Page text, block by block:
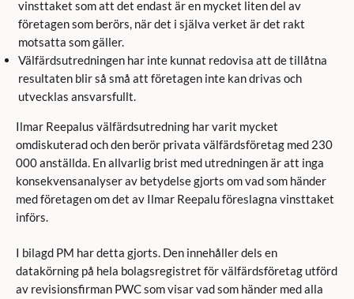
vinsttaket som att det endast är en mycket liten del av
företagen som berörs, när det i själva verket är det rakt
motsatta som gäller.
Välfärdsutredningen har inte kunnat redovisa att de tillåtna
resultaten blir så små att företagen inte kan drivas och
utvecklas ansvarsfullt.
Ilmar Reepalus välfärdsutredning har varit mycket
omdiskuterad och den berör privata välfärdsföretag med 230
000 anställda. En allvarlig brist med utredningen är att inga
konsekvensanalyser av betydelse gjorts om vad som händer
med företagen om det av Ilmar Reepalu föreslagna vinsttaket
införs.
I bilagd PM har detta gjorts. Den innehåller dels en
datakörning på hela bolagsregistret för välfärdsföretag utförd
av revisionsfirman PWC som visar vad som händer med alla